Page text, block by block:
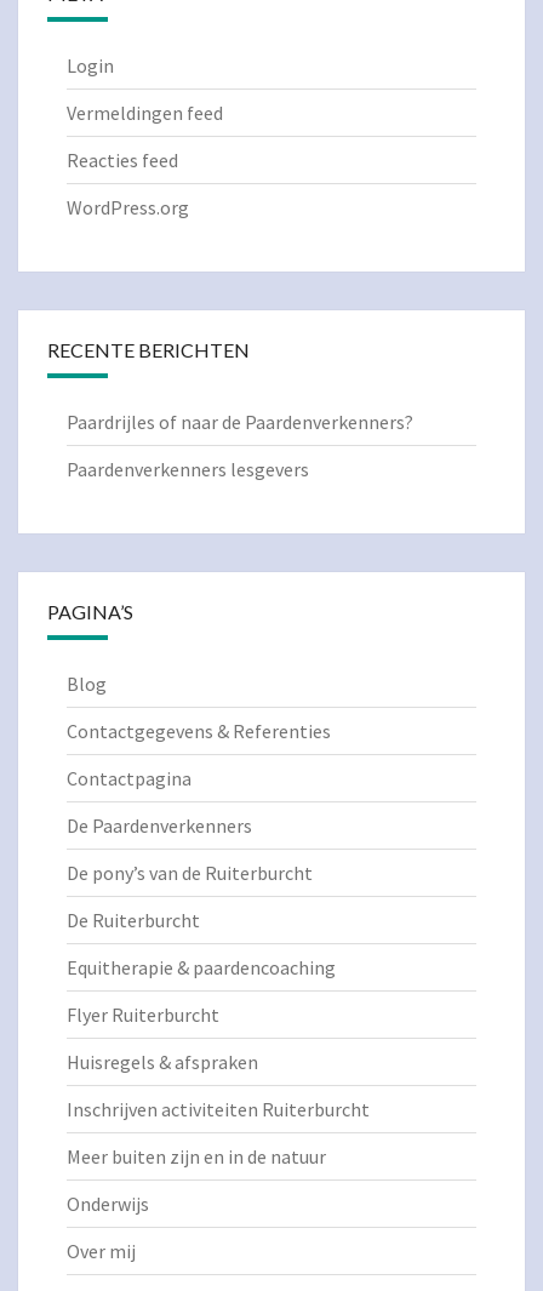
Login
Vermeldingen feed
Reacties feed
WordPress.org
RECENTE BERICHTEN
Paardrijles of naar de Paardenverkenners?
Paardenverkenners lesgevers
PAGINA’S
Blog
Contactgegevens & Referenties
Contactpagina
De Paardenverkenners
De pony’s van de Ruiterburcht
De Ruiterburcht
Equitherapie & paardencoaching
Flyer Ruiterburcht
Huisregels & afspraken
Inschrijven activiteiten Ruiterburcht
Meer buiten zijn en in de natuur
Onderwijs
Over mij